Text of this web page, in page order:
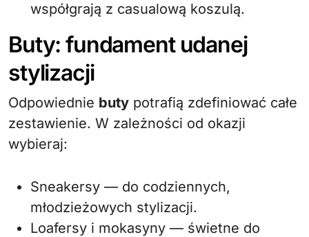
współgrają z casualową koszulą.
Buty: fundament udanej
stylizacji
Odpowiednie buty potrafią zdefiniować całe
zestawienie. W zależności od okazji
wybieraj:
Sneakersy — do codziennych,
młodzieżowych stylizacji.
Loafersy i mokasyny — świetne do